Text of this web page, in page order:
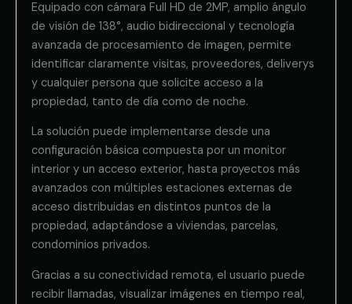
Equipado con cámara Full HD de 2MP, amplio ángulo
de visión de 138°, audio bidireccional y tecnología
avanzada de procesamiento de imagen, permite
identificar claramente visitas, proveedores, deliverys
y cualquier persona que solicite acceso a la
propiedad, tanto de día como de noche.
La solución puede implementarse desde una
configuración básica compuesta por un monitor
interior y un acceso exterior, hasta proyectos más
avanzados con múltiples estaciones externas de
acceso distribuidas en distintos puntos de la
propiedad, adaptándose a viviendas, parcelas,
condominios privados.
Gracias a su conectividad remota, el usuario puede
recibir llamadas, visualizar imágenes en tiempo real,